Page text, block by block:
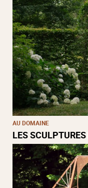
AU DOMAINE
LES